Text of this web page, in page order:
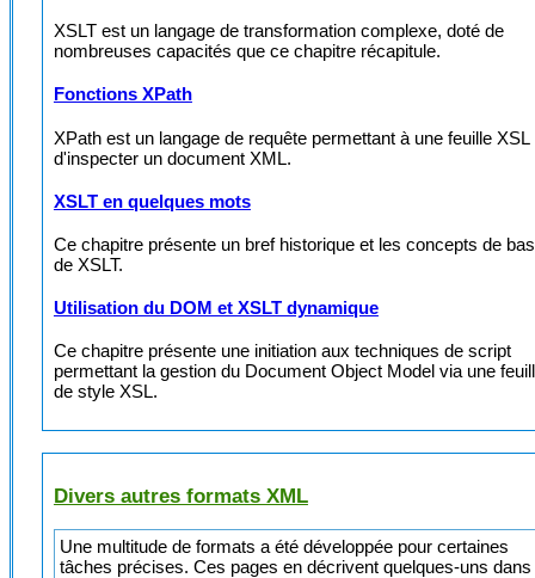
XSLT est un langage de transformation complexe, doté de
nombreuses capacités que ce chapitre récapitule.
Fonctions XPath
XPath est un langage de requête permettant à une feuille XSL
d'inspecter un document XML.
XSLT en quelques mots
Ce chapitre présente un bref historique et les concepts de
de XSLT.
Utilisation du DOM et XSLT dynamique
Ce chapitre présente une initiation aux techniques de script
permettant la gestion du Document Object Model via une
de style XSL.
Divers autres formats XML
Une multitude de formats a été développée pour certaines
tâches précises. Ces pages en décrivent quelques-uns dans